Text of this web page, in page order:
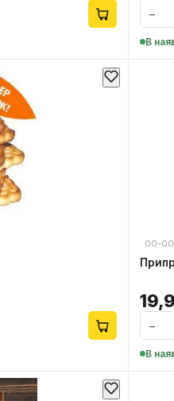
−
В
00-
19,9
−
В